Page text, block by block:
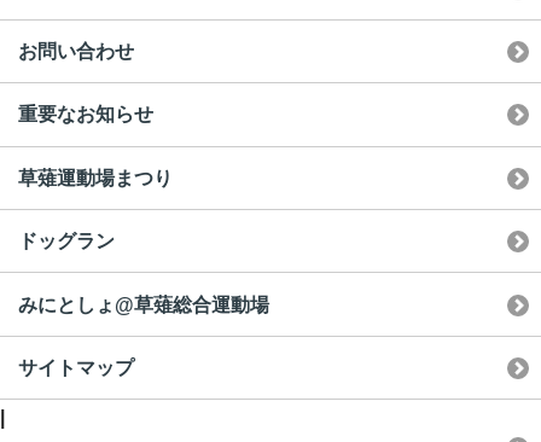
お問い合わせ
重要なお知らせ
草薙運動場まつり
ドッグラン
みにとしょ@草薙総合運動場
サイトマップ